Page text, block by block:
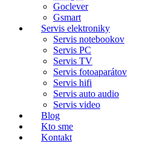
Goclever
Gsmart
Servis elektroniky
Servis notebookov
Servis PC
Servis TV
Servis fotoaparátov
Servis hifi
Servis auto audio
Servis video
Blog
Kto sme
Kontakt